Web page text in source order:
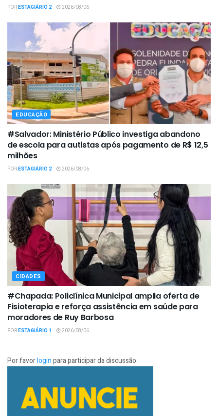
PORESTAGIÁRIO 2 2026/08/06
EDUCAÇÃO
#Salvador: Ministério Público investiga abandono
de escola para autistas após pagamento de R$ 12,5
milhões
PORESTAGIÁRIO 2 2026/08/06
CIDADES
#Chapada: Policlínica Municipal amplia oferta de
Fisioterapia e reforça assistência em saúde para
moradores de Ruy Barbosa
PORESTAGIÁRIO 1 2026/08/06
Por favorloginpara participar da discussão